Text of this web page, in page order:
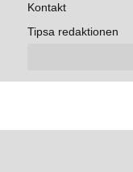
Kontakt
Tipsa redaktionen